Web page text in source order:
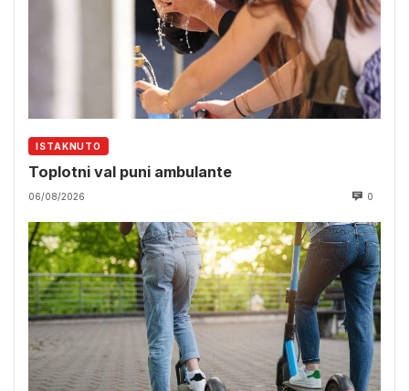
ISTAKNUTO
Toplotni val puni ambulante
06/08/2026 0